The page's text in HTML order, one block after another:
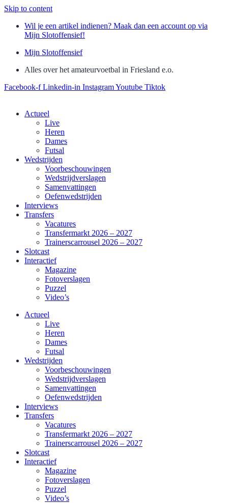
Skip to content
Wil je een artikel indienen? Maak dan een account op via
Mijn Slotoffensief!
Mijn Slotoffensief
Alles over het amateurvoetbal in Friesland e.o.
Facebook-f Linkedin-in InstagramYoutube Tiktok
Actueel
Live
Heren
Dames
Futsal
Wedstrijden
Voorbeschouwingen
Wedstrijdverslagen
Samenvattingen
Oefenwedstrijden
Interviews
Transfers
Vacatures
Transfermarkt 2026 – 2027
Trainerscarrousel 2026 – 2027
Slotcast
Interactief
Magazine
Fotoverslagen
Puzzel
Video’s
Actueel
Live
Heren
Dames
Futsal
Wedstrijden
Voorbeschouwingen
Wedstrijdverslagen
Samenvattingen
Oefenwedstrijden
Interviews
Transfers
Vacatures
Transfermarkt 2026 – 2027
Trainerscarrousel 2026 – 2027
Slotcast
Interactief
Magazine
Fotoverslagen
Puzzel
Video’s